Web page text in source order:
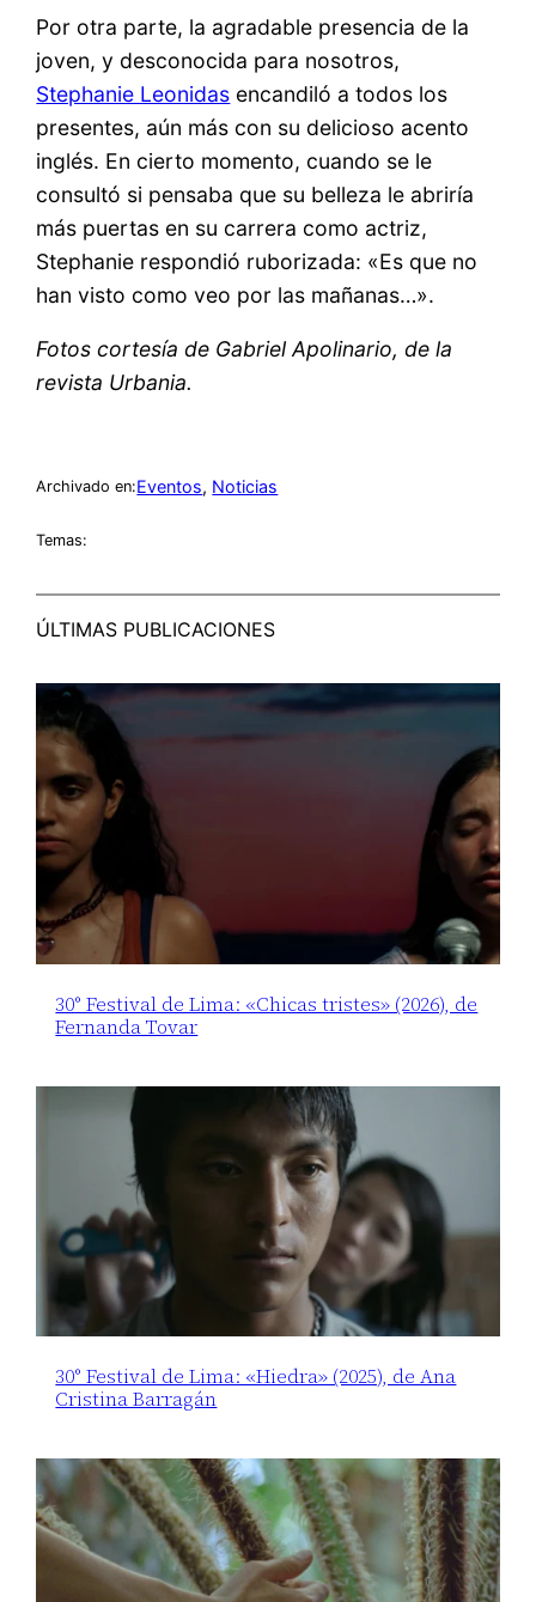
Por otra parte, la agradable presencia de la
joven, y desconocida para nosotros,
Stephanie Leonidas encandiló a todos los
presentes, aún más con su delicioso acento
inglés. En cierto momento, cuando se le
consultó si pensaba que su belleza le abriría
más puertas en su carrera como actriz,
Stephanie respondió ruborizada: «Es que no
han visto como veo por las mañanas…».
Fotos cortesía de Gabriel Apolinario, de la
revista Urbania.
Archivado en:Eventos, Noticias
Temas:
ÚLTIMAS PUBLICACIONES
30° Festival de Lima: «Chicas tristes» (2026), de
Fernanda Tovar
30° Festival de Lima: «Hiedra» (2025), de Ana
Cristina Barragán